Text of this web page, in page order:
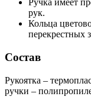
Ручка имеет
рук.
Кольца
перекрестных
Состав
Рукоятка –
ручки –